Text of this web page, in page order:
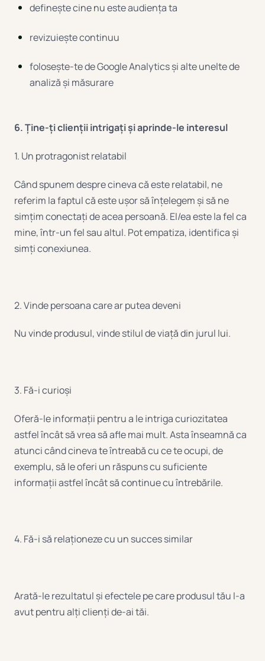
definește cine nu este audiența ta
revizuiește continuu
folosește-te de Google Analytics și alte unelte de
analiză și măsurare
6. Ține-ți clienții intrigați și aprinde-le interesul
1. Un protragonist relatabil
Când spunem despre cineva că este relatabil, ne
referim la faptul că este ușor să înțelegem și să ne
simțim conectați de acea persoană. El/ea este la fel ca
mine, într-un fel sau altul. Pot empatiza, identifica și
simți conexiunea.
2. Vinde persoana care ar putea deveni
Nu vinde produsul, vinde stilul de viață din jurul lui.
3. Fă-i curioși
Oferă-le informații pentru a le intriga curiozitatea
astfel încât să vrea să afle mai mult. Asta înseamnă ca
atunci când cineva te întreabă cu ce te ocupi, de
exemplu, să le oferi un răspuns cu suficiente
informații astfel încât să continue cu întrebările.
4. Fă-i să relaționeze cu un succes similar
Arată-le rezultatul și efectele pe care produsul tău l-a
avut pentru alți clienți de-ai tăi.